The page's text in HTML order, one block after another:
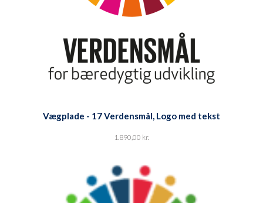
Vægplade - 17 Verdensmål, Logo med tekst
1.890,00 kr.